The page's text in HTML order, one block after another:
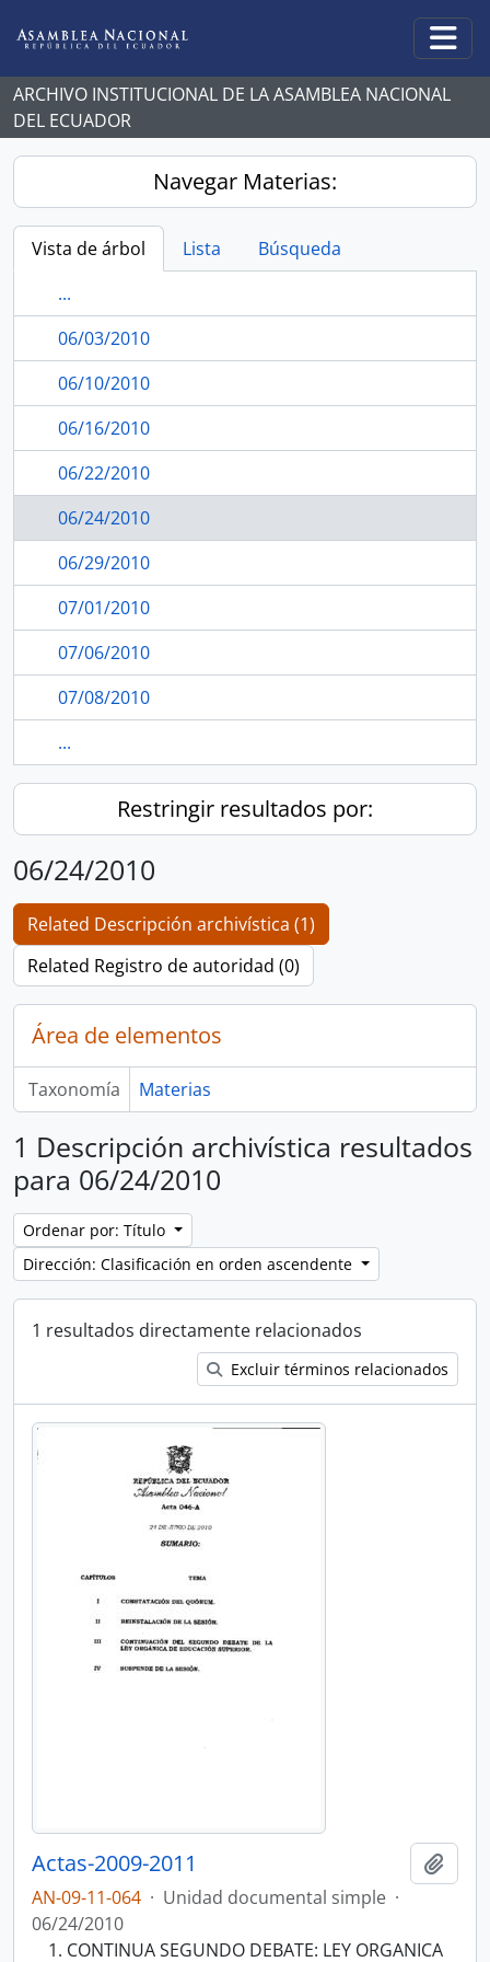
ARCHIVO INSTITUCIONAL DE LA ASAMBLEA NACIONAL
DEL ECUADOR
Navegar Materias:
Vista de árbol Lista
Búsqueda
...
06/03/2010
06/10/2010
06/16/2010
06/22/2010
06/24/2010
06/29/2010
07/01/2010
07/06/2010
07/08/2010
...
Restringir resultados por:
06/24/2010
Related Descripción archivística (1)
Related Registro de autoridad (0)
Área de elementos
Taxonomía Materias
1 Descripción archivística resultados
para 06/24/2010
Ordenar por: Título
Dirección: Clasificación en orden ascendente
1 resultados directamente relacionados
Excluir términos relacionados
Actas-2009-2011
AN-09-11-064 · Unidad documental simple ·
06/24/2010
CONTINUA SEGUNDO DEBATE: LEY ORGANICA